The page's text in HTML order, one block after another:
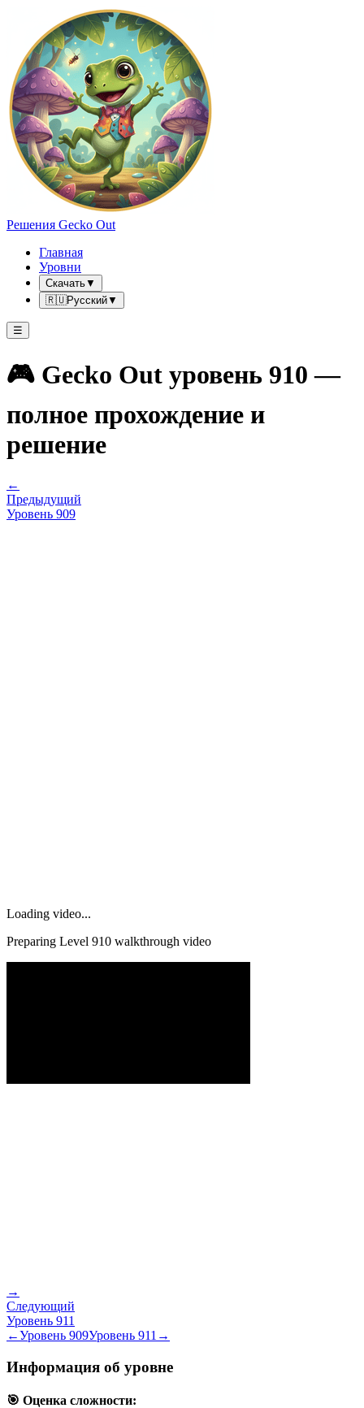
Решения Gecko Out
Главная
Уровни
Скачать▼
🇷🇺Русский▼
☰
🎮 Gecko Out уровень 910 —
полное прохождение и
решение
←
Предыдущий
Уровень 909
Loading video...
Preparing Level 910 walkthrough video
→
Следующий
Уровень 911
←Уровень 909Уровень 911 →
Информация об уровне
🎯 Оценка сложности: